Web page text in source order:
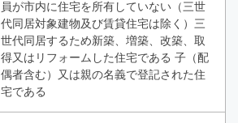
員が市内に住宅を所有していない（三世
代同居対象建物及び賃貸住宅は除く）三
世代同居するため新築、増築、改築、取
得又はリフォームした住宅である 子（配
偶者含む）又は親の名義で登記された住
宅である